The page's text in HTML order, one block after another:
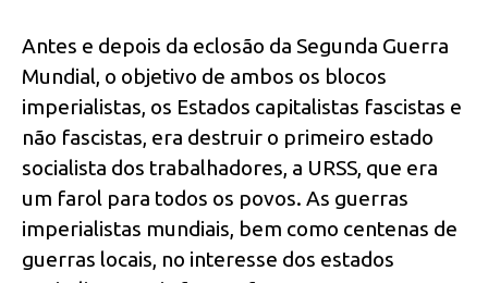
Antes e depois da eclosão da Segunda Guerra
Mundial, o objetivo de ambos os blocos
imperialistas, os Estados capitalistas fascistas e
não fascistas, era destruir o primeiro estado
socialista dos trabalhadores, a URSS, que era
um farol para todos os povos. As guerras
imperialistas mundiais, bem como centenas de
guerras locais, no interesse dos estados